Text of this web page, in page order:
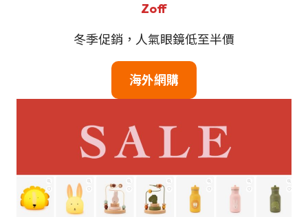
Zoff
冬季促銷，人氣眼鏡低至半價
海外網購